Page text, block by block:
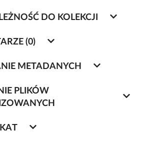
DO KOLEKCJI
(0)
METADANYCH
PLIKÓW